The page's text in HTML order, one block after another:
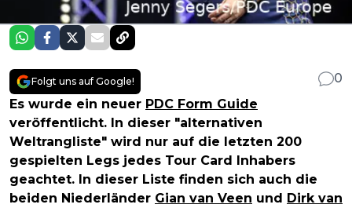
Folgt uns auf Google!
0
Es wurde ein neuer PDC Form Guide
veröffentlicht. In dieser "alternativen
Weltrangliste" wird nur auf die letzten 200
gespielten Legs jedes Tour Card Inhabers
geachtet. In dieser Liste finden sich auch die
beiden Niederländer Gian van Veen und Dirk van